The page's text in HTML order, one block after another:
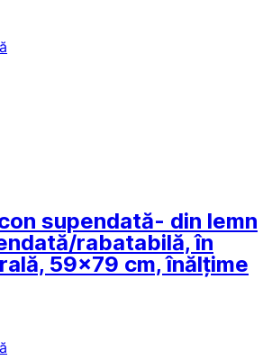
supendată- din lemn
rabatabilă, în
59x79 cm, înălțime